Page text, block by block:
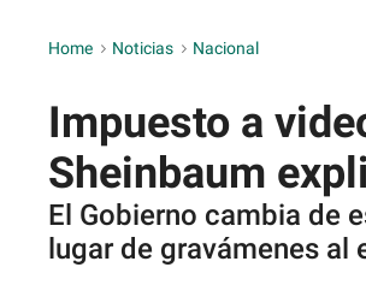
Home > Noticias > Nacional
Impuesto a
Sheinbaum
El Gobierno cambia de
lugar de gravámenes